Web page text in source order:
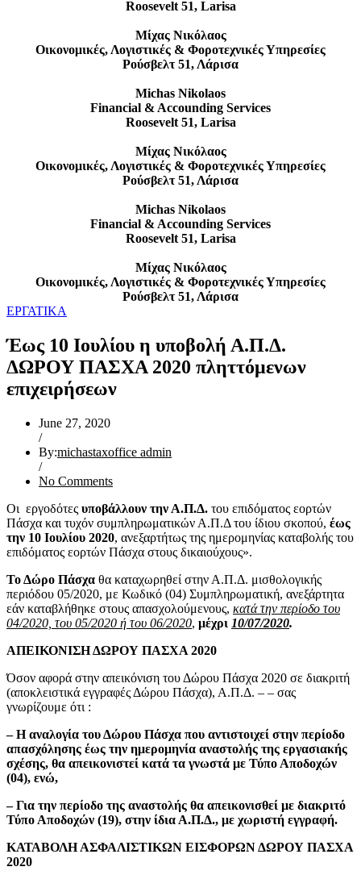
Roosevelt 51, Larisa
Μίχας Νικόλαος
Οικονομικές, Λογιστικές & Φοροτεχνικές Υπηρεσίες
Ρούσβελτ 51, Λάρισα
Michas Nikolaos
Financial & Accounding Services
Roosevelt 51, Larisa
Μίχας Νικόλαος
Οικονομικές, Λογιστικές & Φοροτεχνικές Υπηρεσίες
Ρούσβελτ 51, Λάρισα
Michas Nikolaos
Financial & Accounding Services
Roosevelt 51, Larisa
Μίχας Νικόλαος
Οικονομικές, Λογιστικές & Φοροτεχνικές Υπηρεσίες
Ρούσβελτ 51, Λάρισα
ΕΡΓΑΤΙΚΑ
Έως 10 Ιουλίου η υποβολή Α.Π.Δ.
ΔΩΡΟΥ ΠΑΣΧΑ 2020 πληττόμενων
επιχειρήσεων
June 27, 2020
/
By:michastaxoffice admin
/
No Comments
Οι εργοδότες υποβάλλουν την Α.Π.Δ. του επιδόματος εορτών
Πάσχα και τυχόν συμπληρωματικών Α.Π.Δ του ίδιου σκοπού, έως
την 10 Ιουλίου 2020, ανεξαρτήτως της ημερομηνίας καταβολής του
επιδόματος εορτών Πάσχα στους δικαιούχους».
Το Δώρο Πάσχα θα καταχωρηθεί στην Α.Π.Δ. μισθολογικής
περιόδου 05/2020, με Κωδικό (04) Συμπληρωματική, ανεξάρτητα
εάν καταβλήθηκε στους απασχολούμενους, κατά την περίοδο του
04/2020, του 05/2020 ή του 06/2020, μέχρι 10/07/2020.
ΑΠΕΙΚΟΝΙΣΗ ΔΩΡΟΥ ΠΑΣΧΑ 2020
Όσον αφορά στην απεικόνιση του Δώρου Πάσχα 2020 σε διακριτή
(αποκλειστικά εγγραφές Δώρου Πάσχα), Α.Π.Δ. – – σας
γνωρίζουμε ότι :
– Η αναλογία του Δώρου Πάσχα που αντιστοιχεί στην περίοδο
απασχόλησης έως την ημερομηνία αναστολής της εργασιακής
σχέσης, θα απεικονιστεί κατά τα γνωστά με Τύπο Αποδοχών
(04), ενώ,
– Για την περίοδο της αναστολής θα απεικονισθεί με διακριτό
Τύπο Αποδοχών (19), στην ίδια Α.Π.Δ., με χωριστή εγγραφή.
KΑΤΑΒΟΛΗ ΑΣΦΑΛΙΣΤΙΚΩΝ ΕΙΣΦΟΡΩΝ ΔΩΡΟΥ ΠΑΣΧΑ
2020